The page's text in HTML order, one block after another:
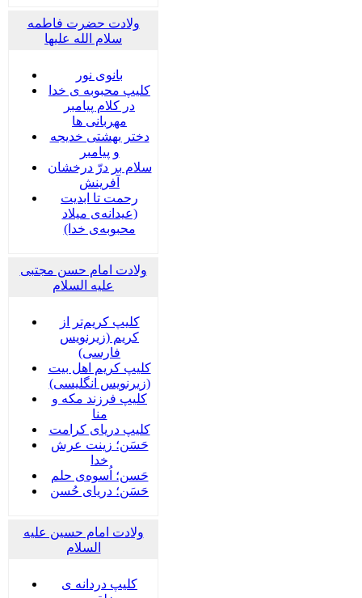
ولادت حضرت فاطمه
سلام الله علیها
بانوی نور
کلیپ محبوبه ی خدا
در کلام پیامبر
مهربانی ها
دختر بهشتی خدیجه
و پیامبر
سلام بر درّ درخشان
آفرینش
رحمت تا ابدیت
(عیدانه‌ی میلاد
محبوبه‌ی خدا)
ولادت امام حسن مجتبی
علیه السلام
کلیپ کریم‌تر از
کریم (زیرنویس
فارسی)
کلیپ کریم اهل بیت
(زیرنویس انگلیسی)
کلیپ فرزند مکه و
منا
کلیپ دریای کرامت
حَسَن؛ زینت عرش
خدا
حَسن؛ اُسوه‌ی حلم
حَسَن؛ دریای حُسن
ولادت امام حسین علیه
السلام
کلیپ دردانه ی